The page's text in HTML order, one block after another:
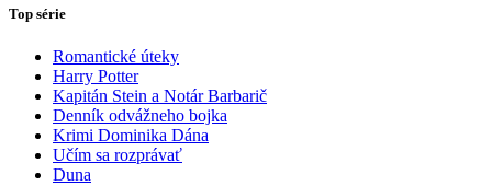
Top série
Romantické úteky
Harry Potter
Kapitán Stein a Notár Barbarič
Denník odvážneho bojka
Krimi Dominika Dána
Učím sa rozprávať
Duna